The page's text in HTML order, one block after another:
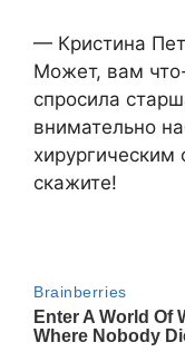
— Кристина
Может, вам
спросила
внимательно
скажите!